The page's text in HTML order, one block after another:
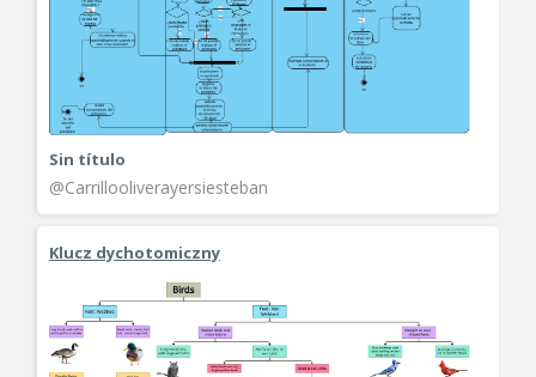
Sin título
@Carrillooliverayersiesteban
Klucz dychotomiczny